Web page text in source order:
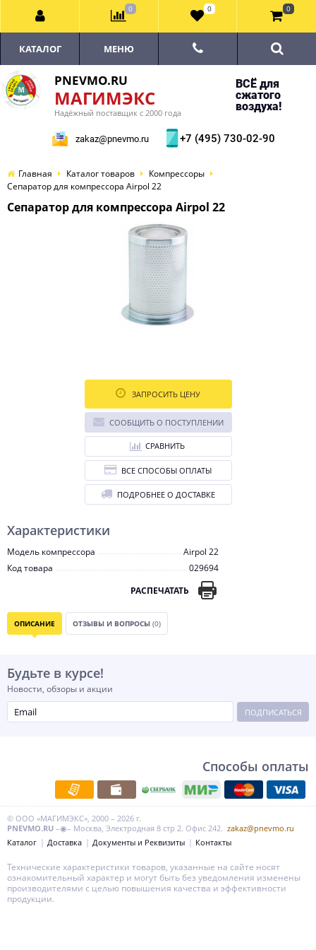
PNEVMO.RU
МАГИМЭКС
Надёжный поставщик с 2000 года
ВСЁ для
сжатого
воздуха!
zakaz@pnevmo.ru +7 (495) 730-02-90
КАТАЛОГ МЕНЮ
Главная Каталог товаров
Компрессоры
Сепаратор для компрессора Airpol 22
Сепаратор для компрессора Airpol 22
Характеристики
Модель компрессора
Airpol 22
Код товара
029694
РАСПЕЧАТАТЬ
ЗАПРОСИТЬ ЦЕНУ
СООБЩИТЬ О ПОСТУПЛЕНИИ
СРАВНИТЬ
ВСЕ СПОСОБЫ ОПЛАТЫ
ПОДРОБНЕЕ О ДОСТАВКЕ
ОПИСАНИЕ ОТЗЫВЫ И ВОПРОСЫ (0)
Будьте в курсе!
Новости, обзоры и акции
ПОДПИСАТЬСЯ
Способы оплаты
© ООО «МАГИМЭКС», 2000 – 2026 г.
PNEVMO.RU –◉– Москва, Электродная 8 стр 2. Офис 242. zakaz@pnevmo.ru
Каталог
Доставка Документы и Реквизиты Контакты
0 0 0
Технические характеристики товаров, указанные на сайте носят
ознакомительный характер и могут быть без уведомления изменены
производителями с целью повышения качества и эффективности
продукции.